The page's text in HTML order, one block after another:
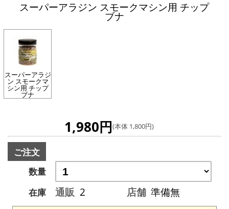
スーパーアラジン スモークマシン用 チップ
ブナ
スーパーアラジ
ン スモークマ
シン用 チップ
ブナ
1,980円(本体 1,800円)
ご注文
数量
在庫
通販 2 店舗 準備無